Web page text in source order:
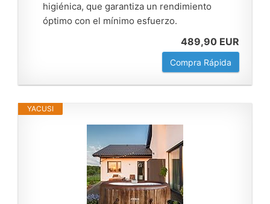
higiénica, que garantiza un rendimiento
óptimo con el mínimo esfuerzo.
489,90 EUR
Compra Rápida
YACUSI